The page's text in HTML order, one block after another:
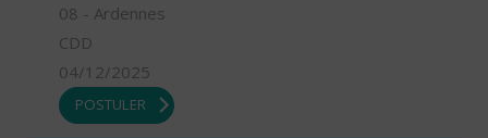
08 - Ardennes
CDD
04/12/2025
POSTULER